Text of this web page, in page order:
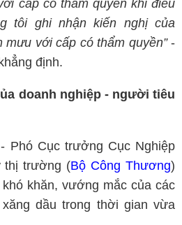
cấp có thẩm quyền khi điều
tôi ghi nhận kiến nghị của
mưu với cấp có thẩm quyền” -
định.
doanh nghiệp - người tiêu
Phó Cục trưởng Cục Nghiệp
thị trường (Bộ Công Thương)
khăn, vướng mắc của các
dầu trong thời gian vừa